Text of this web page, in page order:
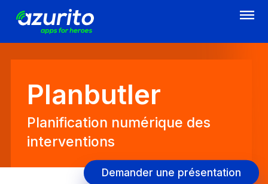
Planbutler
Planification numérique des
interventions
Demander une présentation